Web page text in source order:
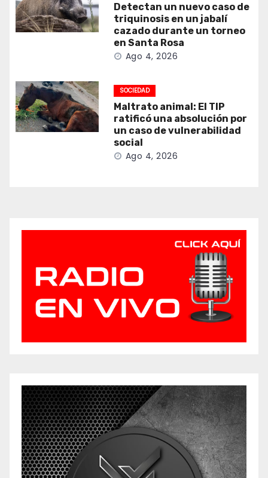
Detectan un nuevo caso de
triquinosis en un jabalí
cazado durante un torneo
en Santa Rosa
Ago 4, 2026
SOCIEDAD
Maltrato animal: El TIP
ratificó una absolución por
un caso de vulnerabilidad
social
Ago 4, 2026